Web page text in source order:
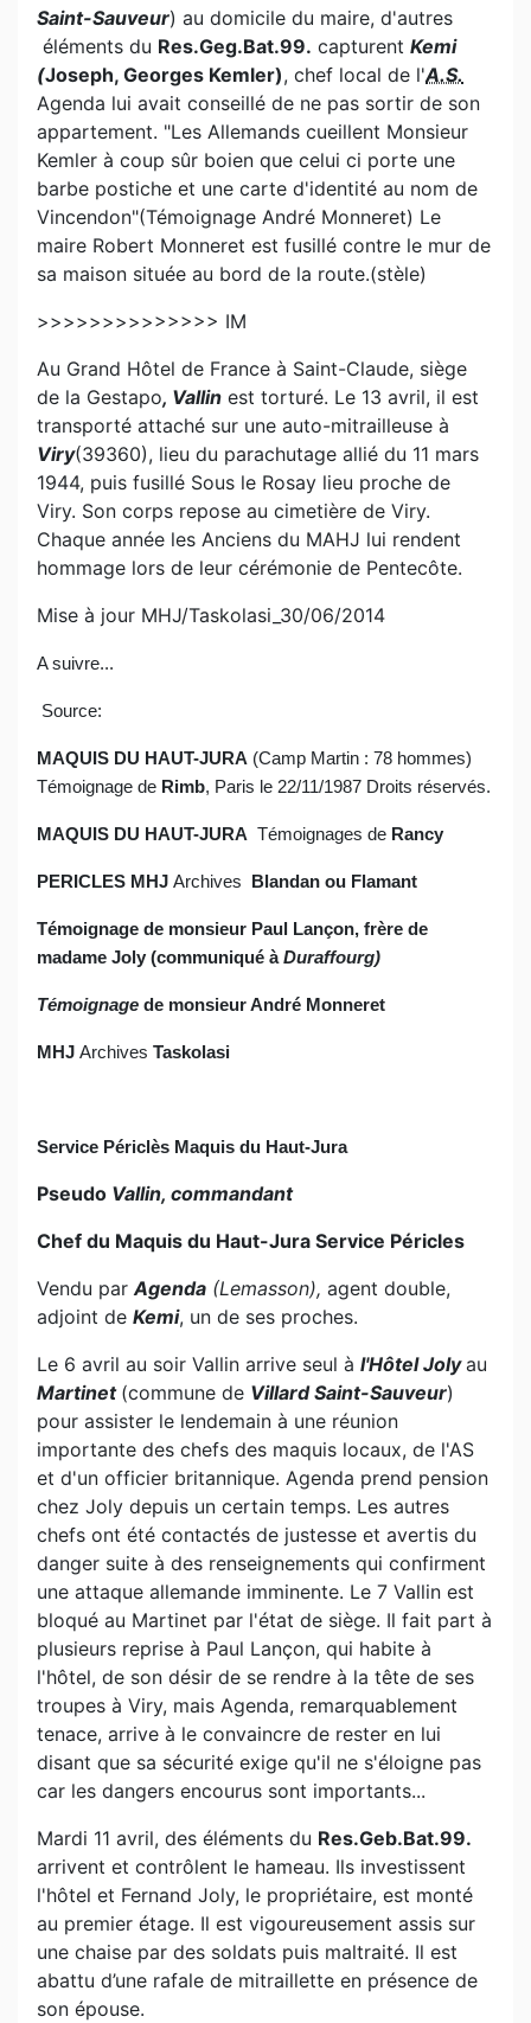
Saint-Sauveur) au domicile du maire, d'autres
éléments du Res.Geg.Bat.99. capturent Kemi
(Joseph, Georges Kemler), chef local de l'A.S.
Agenda lui avait conseillé de ne pas sortir de son
appartement. "Les Allemands cueillent Monsieur
Kemler à coup sûr boien que celui ci porte une
barbe postiche et une carte d'identité au nom de
Vincendon"(Témoignage André Monneret) Le
maire Robert Monneret est fusillé contre le mur de
sa maison située au bord de la route.(stèle)
>>>>>>>>>>>>>> IM
Au Grand Hôtel de France à Saint-Claude, siège
de la Gestapo, Vallin est torturé. Le 13 avril, il est
transporté attaché sur une auto-mitrailleuse à
Viry(39360), lieu du parachutage allié du 11 mars
1944, puis fusillé Sous le Rosay lieu proche de
Viry. Son corps repose au cimetière de Viry.
Chaque année les Anciens du MAHJ lui rendent
hommage lors de leur cérémonie de Pentecôte.
Mise à jour MHJ/Taskolasi_30/06/2014
A suivre...
Source:
MAQUIS DU HAUT-JURA (Camp Martin : 78 hommes)
Témoignage de Rimb, Paris le 22/11/1987 Droits réservés.
MAQUIS DU HAUT-JURA Témoignages de Rancy
PERICLES MHJ Archives Blandan ou Flamant
Témoignage de monsieur Paul Lançon, frère de
madame Joly (communiqué àDuraffourg)
Témoignage de monsieur André Monneret
MHJ Archives Taskolasi
Service Périclès Maquis du Haut-Jura
Pseudo Vallin, commandant
Chef du Maquis du Haut-Jura Service Péricles
Vendu parAgenda (Lemasson), agent double,
adjoint de Kemi, un de ses proches.
Le 6 avril au soir Vallin arrive seul à l'Hôtel Jolyau
Martinet (commune de Villard Saint-Sauveur)
pour assister le lendemain à une réunion
importante des chefs des maquis locaux, de l'AS
et d'un officier britannique. Agenda prend pension
chez Joly depuis un certain temps. Les autres
chefs ont été contactés de justesse et avertis du
danger suite à des renseignements qui confirment
une attaque allemande imminente. Le 7 Vallin est
bloqué au Martinet par l'état de siège. Il fait part à
plusieurs reprise à Paul Lançon, qui habite à
l'hôtel, de son désir de se rendre à la tête de ses
troupes à Viry, mais Agenda, remarquablement
tenace, arrive à le convaincre de rester en lui
disant que sa sécurité exige qu'il ne s'éloigne pas
car les dangers encourus sont importants...
Mardi 11 avril, des éléments du Res.Geb.Bat.99.
arrivent et contrôlent le hameau. Ils investissent
l'hôtel et Fernand Joly, le propriétaire, est monté
au premier étage. Il est vigoureusement assis sur
une chaise par des soldats puis maltraité. Il est
abattu d’une rafale de mitraillette en présence de
son épouse.